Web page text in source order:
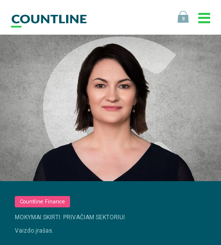
0
Countline Finance
MOKYMAI SKIRTI: PRIVAČIAM SEKTORIUI
Vaizdo įrašas.